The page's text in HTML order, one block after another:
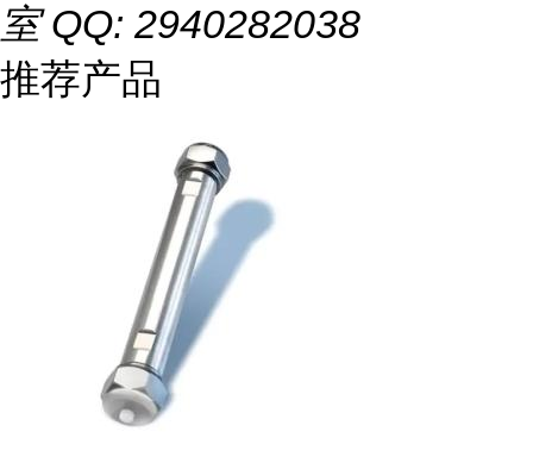
室 QQ: 2940282038
推荐产品